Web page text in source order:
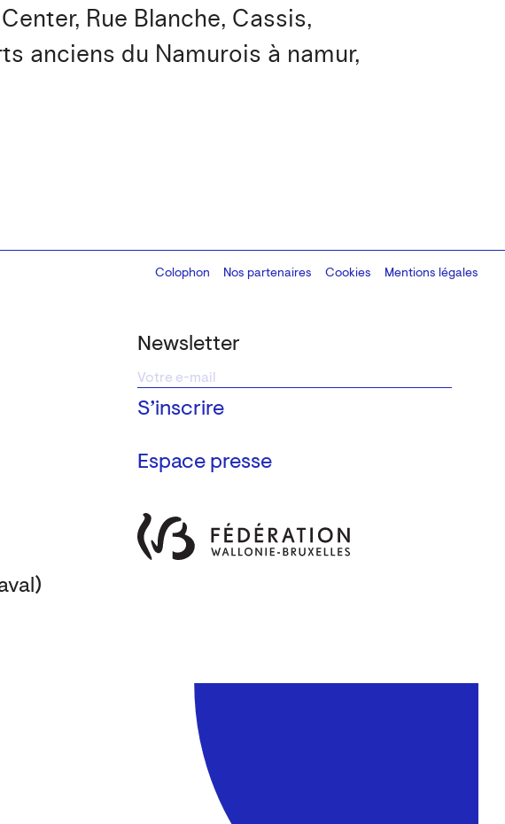
Rue Blanche, Cassis,
anciens du Namurois à namur,
Newsletter
Espace presse
Colophon
Design:Marcel Kaczmarek, code:8080.studio
Nos partenaires Cookies Mentions légales